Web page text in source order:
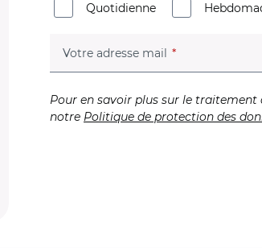
Quotidienne
Votre adresse mail (champ
Pour en savoir plus sur le traitement
notre Politique de protection des